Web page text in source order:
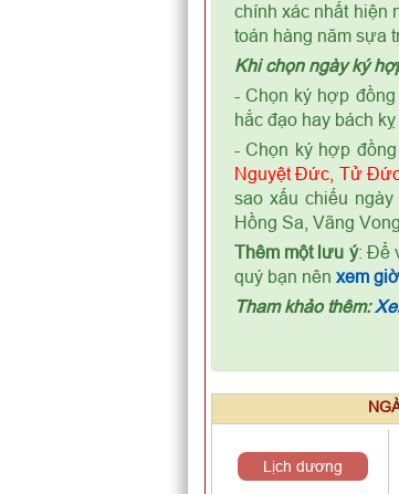
chính xác nhất hiện
toán hàng năm sựa
Khi chọn ngày ký
- Chọn ký hợp đồng
hắc đạo hay bách kỵ
- Chọn ký hợp
Nguyệt Đức, Tử
sao xấu chiếu
Hồng Sa, Vãng
Thêm một lưu ý: Để
quý bạn nên xem
Tham khảo thêm:
Lịch dương